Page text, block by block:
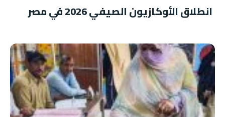
انطلاق الأوكازيون الصيفي 2026 في مصر